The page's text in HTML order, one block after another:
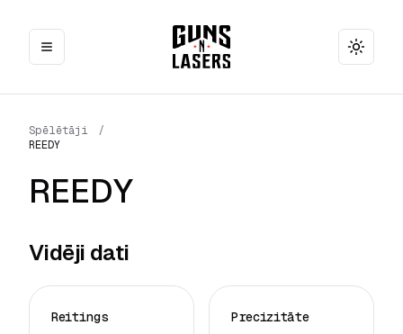
Toggle
Spēlētāji
/
REEDY
REEDY
Vidēji dati
Reitings Precizitāte